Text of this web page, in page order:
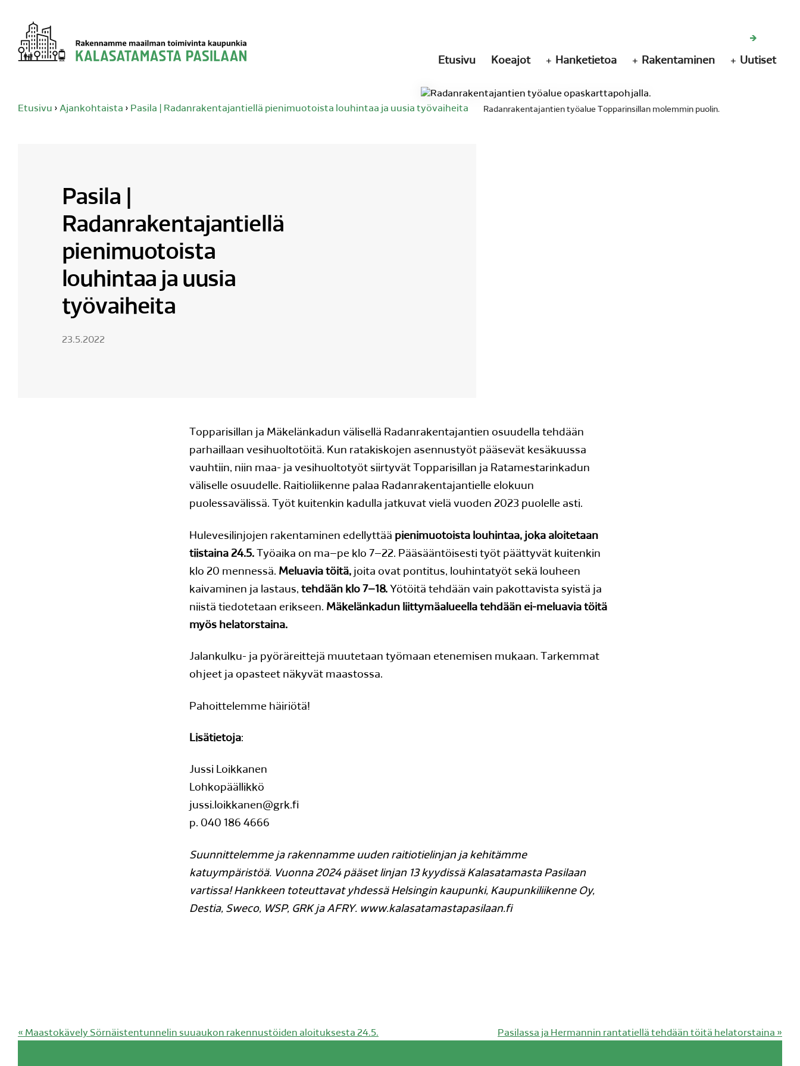
Siirry
sisältöön
Etusivu Koeajot Hanketietoa Rakentaminen Uutiset
Etusivu › Ajankohtaista › Pasila | Radanrakentajantiellä pienimuotoista louhintaa ja uusia työvaiheita
Pasila |
Radanrakentajantiellä
pienimuotoista
louhintaa ja uusia
työvaiheita
23.5.2022
Radanrakentajantien työalue Topparinsillan molemmin puolin.
Topparisillan ja Mäkelänkadun välisellä Radanrakentajantien osuudella tehdään
parhaillaan vesihuoltotöitä. Kun ratakiskojen asennustyöt pääsevät kesäkuussa
vauhtiin, niin maa- ja vesihuoltotyöt siirtyvät Topparisillan ja Ratamestarinkadun
väliselle osuudelle. Raitioliikenne palaa Radanrakentajantielle elokuun
puolessavälissä. Työt kuitenkin kadulla jatkuvat vielä vuoden 2023 puolelle asti.
Hulevesilinjojen rakentaminen edellyttää pienimuotoista louhintaa, joka aloitetaan
tiistaina 24.5. Työaika on ma–pe klo 7–22. Pääsääntöisesti työt päättyvät kuitenkin
klo 20 mennessä. Meluavia töitä, joita ovat pontitus, louhintatyöt sekä louheen
kaivaminen ja lastaus,tehdään klo 7–18. Yötöitä tehdään vain pakottavista syistä ja
niistä tiedotetaan erikseen. Mäkelänkadun liittymäalueella tehdään ei-meluavia töitä
myös helatorstaina.
Jalankulku- ja pyöräreittejä muutetaan työmaan etenemisen mukaan. Tarkemmat
ohjeet ja opasteet näkyvät maastossa.
Pahoittelemme häiriötä!
Lisätietoja:
Jussi Loikkanen
Lohkopäällikkö
jussi.loikkanen@grk.fi
p. 040 186 4666
Suunnittelemme ja rakennamme uuden raitiotielinjan ja kehitämme
katuympäristöä. Vuonna 2024 pääset linjan 13 kyydissä Kalasatamasta Pasilaan
vartissa! Hankkeen toteuttavat yhdessä Helsingin kaupunki, Kaupunkiliikenne Oy,
Destia, Sweco, WSP, GRK ja AFRY. www.kalasatamastapasilaan.fi
« Edellinen
Maastokävely Sörnäistentunnelin suuaukon rakennustöiden aloituksesta 24.5.
Seuraava
Pasilassa ja Hermannin rantatiellä tehdään töitä helatorstaina »